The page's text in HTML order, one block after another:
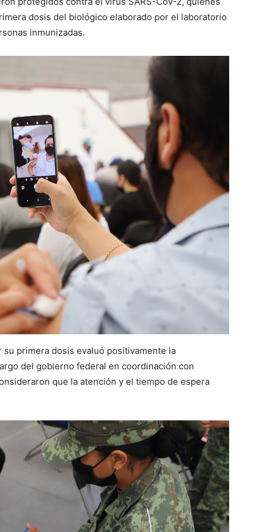
dosis del biológico elaborado por el laboratorio
inmunizadas.
primera dosis evaluó positivamente la
del gobierno federal en coordinación con
que la atención y el tiempo de espera